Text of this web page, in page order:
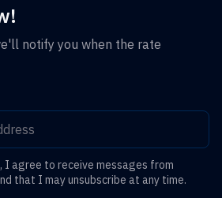
notify you when the rate
I agree to receive messages from
that I may unsubscribe at any time.